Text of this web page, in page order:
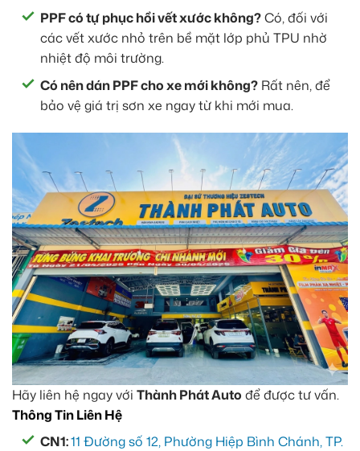
PPF có tự phục hồi vết xước không?Có, đối với
các vết xước nhỏ trên bề mặt lớp phủ TPU nhờ
nhiệt độ môi trường.
Có nên dán PPF cho xe mới không? Rất nên, để
bảo vệ giá trị sơn xe ngay từ khi mới mua.
Hãy liên hệ ngay với Thành Phát Auto để được tư vấn.
Thông Tin Liên Hệ
CN1:11 Đường số 12, Phường Hiệp Bình Chánh, TP.